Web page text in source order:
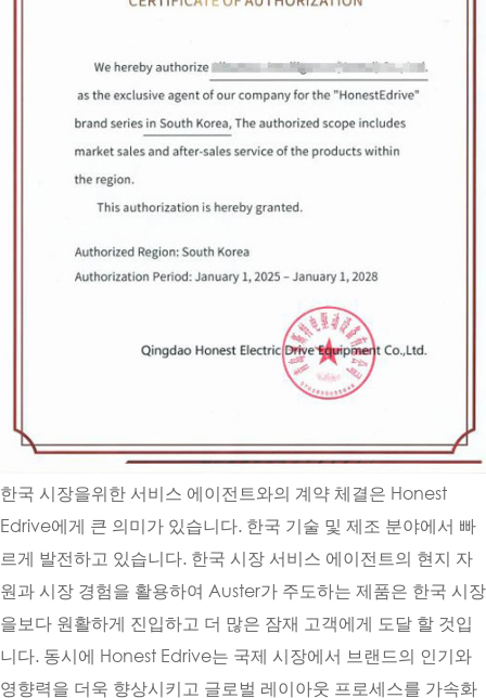
한국 시장을위한 서비스 에이전트와의 계약 체결은 Honest
Edrive에게 큰 의미가 있습니다. 한국 기술 및 제조 분야에서 빠
르게 발전하고 있습니다. 한국 시장 서비스 에이전트의 현지 자
원과 시장 경험을 활용하여 Auster가 주도하는 제품은 한국 시장
을보다 원활하게 진입하고 더 많은 잠재 고객에게 도달 할 것입
니다. 동시에 Honest Edrive는 국제 시장에서 브랜드의 인기와
영향력을 더욱 향상시키고 글로벌 레이아웃 프로세스를 가속화